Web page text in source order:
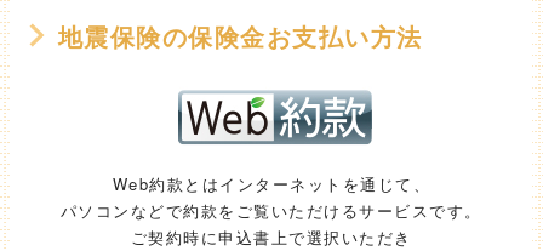
地震保険の保険金お支払い方法
Web約款とはインターネットを通じて、
パソコンなどで約款をご覧いただけるサービスです。
ご契約時に申込書上で選択いただき